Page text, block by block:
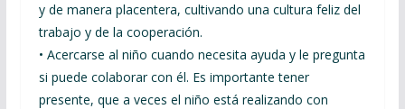
y de manera placentera, cultivando una cultura feliz del
trabajo y de la cooperación.
• Acercarse al niño cuando necesita ayuda y le pregunta
si puede colaborar con él. Es importante tener
presente, que a veces el niño está realizando con